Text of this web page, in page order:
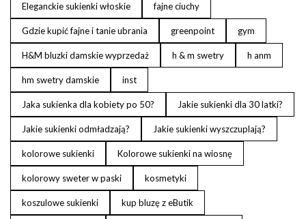
Eleganckie sukienki włoskie fajne ciuchy
Gdzie kupić fajne i tanie ubrania greenpoint gym
H&M bluzki damskie wyprzedaż h & m swetry h anm
hm swetry damskie inst
Jaka sukienka dla kobiety po 50? Jakie sukienki dla 30 latki?
Jakie sukienki odmładzają? Jakie sukienki wyszczuplają?
kolorowe sukienki Kolorowe sukienki na wiosnę
kolorowy sweter w paski kosmetyki
koszulowe sukienki kup bluzę z eButik